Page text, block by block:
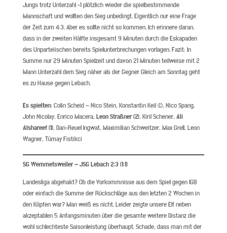
Jungs trotz Unterzahl -1 plötzlich wieder die spielbestimmende
Mannschaft und wollten den Sieg unbedingt. Eigentlich nur eine Frage
der Zeit zum 4:3. Aber es sollte nicht so kommen. Ich erinnere daran,
dass in der zweiten Hälfte insgesamt 9 Minuten durch die Eskapaden
des Unparteiischen bereits Spielunterbrechungen vorlagen. Fazit: In
Summe nur 29 Minuten Spielzeit und davon 21 Minuten teilweise mit 2
Mann Unterzahl dem Sieg näher als der Gegner Gleich am Sonntag geht
es zu Hause gegen Lebach.
Es spielten:Colin Scheid – Nico Stein, Konstantin Keil ©, Nico Spang,
John Nicolay, Enrico Macera, Leon Straßner (2), Kiril Schener, Ali
Alshareef (1), Dan-Reuel Ingwat, Maximilian Schweitzer, Max Grell, Leon
Wagner, Tümay Fistikci
SG Wemmetsweiler – JSG Lebach 2:3 (1:1)
Landesliga abgehakt? Ob die Vorkommnisse aus dem Spiel gegen IGB
oder einfach die Summe der Rückschläge aus den letzten 2 Wochen in
den Köpfen war? Man weiß es nicht. Leider zeigte unsere Elf neben
akzeptablen 5 Anfangsminuten über die gesamte weitere Distanz die
wohl schlechteste Saisonleistung überhaupt. Schade, dass man mit der